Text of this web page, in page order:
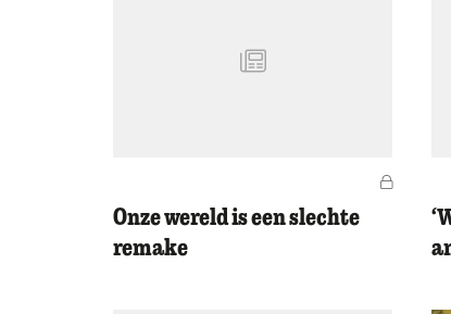
Voor leden
Onze wereld is een slechte
remake